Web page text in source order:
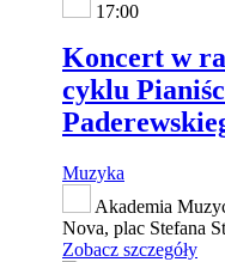
17:00
Koncert w
cyklu
Muzyka
Akademia
Nova, plac Stefana
Zobacz szczegóły